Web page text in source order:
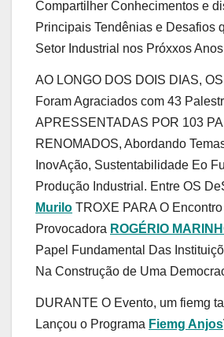
Compartilher Conhecimentos e
Principais Tendênias e Desafios
Setor Industrial nos Próxxos
AO LONGO DOS DOIS DIAS,
Foram Agraciados com 43
APRESSENTADAS POR 103
RENOMADOS, Abordando
InovAção, Sustentabilidade Eo
Produção Industrial. Entre OS
Murilo TROXE PARA O
Provocadora ROGÉRIO
Papel Fundamental Das
Na Construção de Uma
DURANTE O Evento, um fiemg
Lançou o Programa Fiemg Anjos